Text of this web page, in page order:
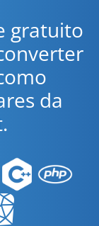
gratuito
da